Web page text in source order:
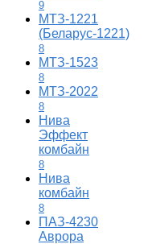
9
МТЗ-1221
(Беларус-1221)
8
МТЗ-1523
8
МТЗ-2022
8
Нива
Эффект
комбайн
8
Нива
комбайн
8
ПАЗ-4230
Аврора